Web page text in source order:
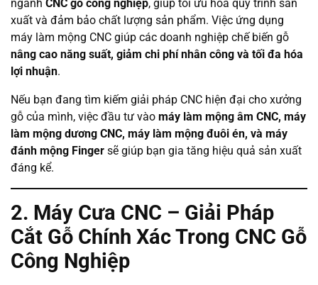
ngành CNC gỗ công nghiệp, giúp tối ưu hóa quy trình sản
xuất và đảm bảo chất lượng sản phẩm. Việc ứng dụng
máy làm mộng CNC giúp các doanh nghiệp chế biến gỗ
nâng cao năng suất, giảm chi phí nhân công và tối đa hóa
lợi nhuận.
Nếu bạn đang tìm kiếm giải pháp CNC hiện đại cho xưởng
gỗ của mình, việc đầu tư vào máy làm mộng âm CNC, máy
làm mộng dương CNC, máy làm mộng đuôi én, và máy
đánh mộng Finger sẽ giúp bạn gia tăng hiệu quả sản xuất
đáng kể.
2. Máy Cưa CNC – Giải Pháp
Cắt Gỗ Chính Xác Trong CNC Gỗ
Công Nghiệp